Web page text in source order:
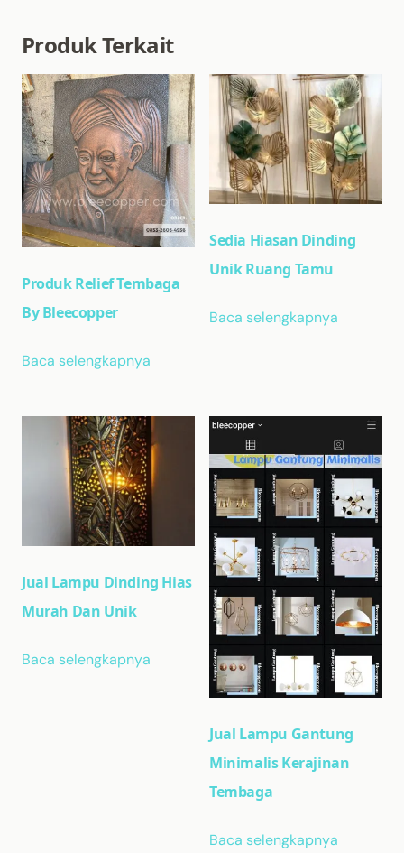
Produk Terkait
Produk Relief Tembaga
By Bleecopper
Baca selengkapnya
Sedia Hiasan Dinding
Unik Ruang Tamu
Baca selengkapnya
Jual Lampu Dinding Hias
Murah Dan Unik
Baca selengkapnya
Jual Lampu Gantung
Minimalis Kerajinan
Tembaga
Baca selengkapnya